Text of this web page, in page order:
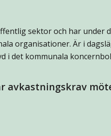
sektor och har under
organisationer. Är i
i det kommunala
avkastningskrav